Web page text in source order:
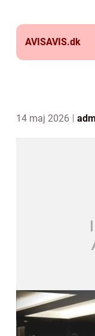
AVISAVIS.dk
14 maj 2026